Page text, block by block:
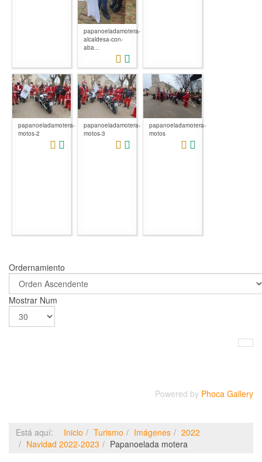
papanoeladamotera-
alcaldesa-con-
aba...
papanoeladamotera-
motos-2
papanoeladamotera-
motos-3
papanoeladamotera-
motos
Ordernamiento
Mostrar Num
Powered by Phoca Gallery
Está aquí: Inicio Turismo Imágenes
2022
Navidad 2022-2023
Papanoelada motera